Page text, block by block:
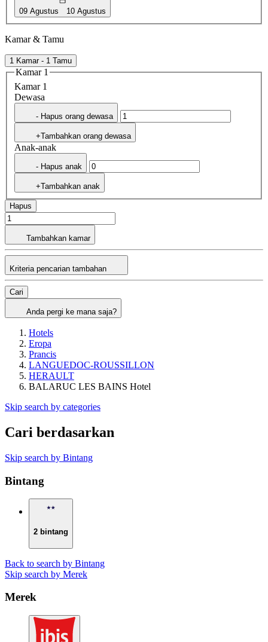
09 Agustus 10 Agustus
Kamar & Tamu
1 Kamar - 1 Tamu
Kamar 1
Kamar 1
Dewasa
- Hapus orang dewasa
+Tambahkan orang dewasa
Anak-anak
- Hapus anak
+Tambahkan anak
Hapus
Tambahkan kamar
Kriteria pencarian tambahan
Cari
Anda pergi ke mana saja?
Hotels
Eropa
Prancis
LANGUEDOC-ROUSSILLON
HERAULT
BALARUC LES BAINS Hotel
Skip search by categories
Cari berdasarkan
Skip search by Bintang
Bintang
2 bintang
Back to search by Bintang
Skip search by Merek
Merek